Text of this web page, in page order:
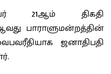
21ஆம் திகதி
பாராளுமன்றத்தின்
ஜனாதிபதி